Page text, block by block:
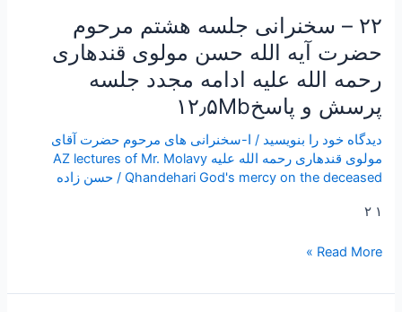
۲۲ – سخنرانی جلسه هشتم مرحوم
حضرت آیه الله حسن مولوی قندهاری
رحمه الله علیه ادامه مجدد جلسه
پرسش و پاسخ۱۲٫۵Mb
دیدگاه‌ خود را بنویسید / ا-سخنرانی های مرحوم حضرت آقای
مولوی قندهاری رحمه الله علیه AZ lectures of Mr. Molavy
Qhandehari God's mercy on the deceased
/حسن زاده
۱ ۲
جلسه
و
پاسخ۱۲٫۵Mb
Read More »